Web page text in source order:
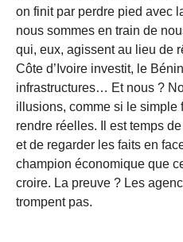
on finit par perdre pied avec
nous sommes en train de
qui, eux, agissent au lieu de
Côte d’Ivoire investit, le
infrastructures… Et nous ?
illusions, comme si le simple
rendre réelles. Il est temps
et de regarder les faits en
champion économique que
croire. La preuve ? Les
trompent pas.